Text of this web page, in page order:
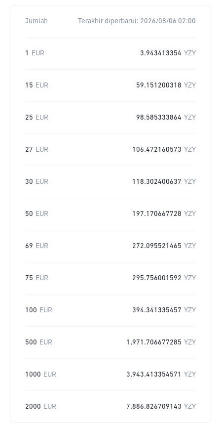
Jumlah Terakhir diperbarui: 2026/08/06 02:00
1 EUR 3.943413354 YZY
15 EUR 59.151200318 YZY
25 EUR 98.585333864 YZY
27 EUR 106.472160573 YZY
30 EUR 118.302400637 YZY
50 EUR 197.170667728 YZY
69 EUR 272.095521465 YZY
75 EUR 295.756001592 YZY
100 EUR 394.341335457 YZY
500 EUR 1,971.706677285 YZY
1000 EUR 3,943.413354571 YZY
2000 EUR 7,886.826709143 YZY